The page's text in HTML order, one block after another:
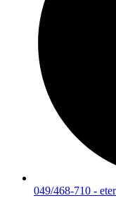
049/468-710 -